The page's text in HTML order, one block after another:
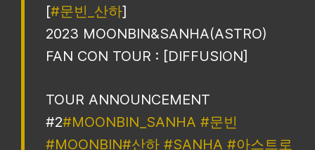
[#문빈_산하]
2023 MOONBIN&SANHA(ASTRO)
FAN CON TOUR : [DIFFUSION]
TOUR ANNOUNCEMENT
#2#MOONBIN_SANHA #문빈
#MOONBIN#산하 #SANHA #아스트로